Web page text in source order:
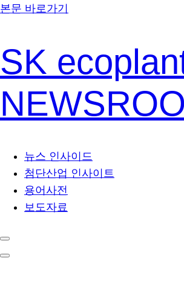
본문 바로가기
SK
뉴스 인사이드
첨단산업 인사이트
용어사전
보도자료